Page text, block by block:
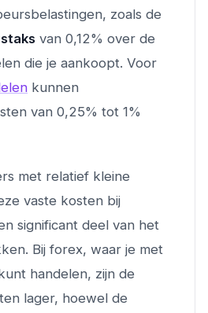
zoals de
van 0,12% over de
die je aankoopt. Voor
kunnen
van 0,25% tot 1%
met relatief kleine
vaste kosten bij
significant deel van het
Bij forex, waar je met
handelen, zijn de
lager, hoewel de